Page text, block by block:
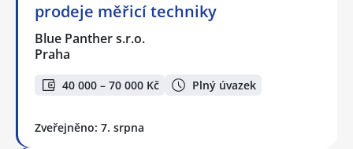
prodeje měřicí techniky
Blue Panther s.r.o.
Praha
40 000 – 70 000 Kč Plný úvazek
Zveřejněno: 7. srpna